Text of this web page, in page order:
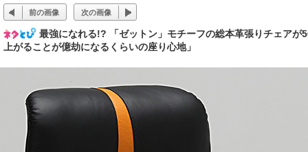
前の画像 次の画像
最強になれる!? 「ゼットン」モチーフの総本革張りチェアが
上がることが億劫になるくらいの座り心地」